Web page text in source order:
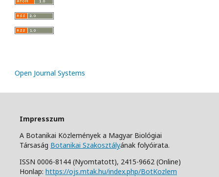
Open Journal Systems
Impresszum
A Botanikai Közlemények a Magyar Biológiai
Társaság Botanikai Szakosztályának folyóirata.
ISSN 0006-8144 (Nyomtatott), 2415-9662 (Online)
Honlap: https://ojs.mtak.hu/index.php/BotKozlem